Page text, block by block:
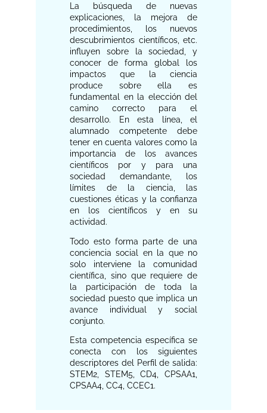
La búsqueda de nuevas
explicaciones, la mejora de
procedimientos, los nuevos
descubrimientos científicos, etc.
influyen sobre la sociedad, y
conocer de forma global los
impactos que la ciencia
produce sobre ella es
fundamental en la elección del
camino correcto para el
desarrollo. En esta línea, el
alumnado competente debe
tener en cuenta valores como la
importancia de los avances
científicos por y para una
sociedad demandante, los
límites de la ciencia, las
cuestiones éticas y la confianza
en los científicos y en su
actividad.
Todo esto forma parte de una
conciencia social en la que no
solo interviene la comunidad
científica, sino que requiere de
la participación de toda la
sociedad puesto que implica un
avance individual y social
conjunto.
Esta competencia específica se
conecta con los siguientes
descriptores del Perfil de salida:
STEM2, STEM5, CD4, CPSAA1,
CPSAA4, CC4, CCEC1.